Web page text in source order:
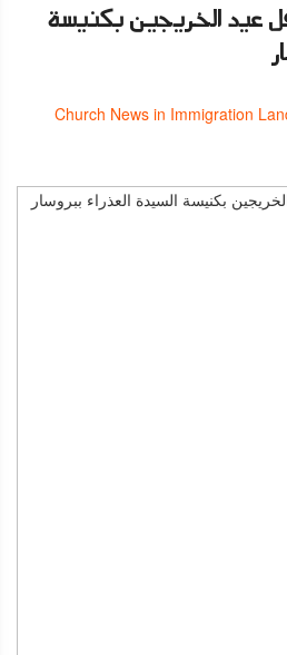
عيد الخريجين بكنيسة